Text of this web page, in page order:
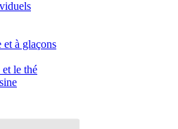
et à glaçons
le thé